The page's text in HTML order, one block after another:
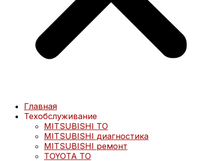
Главная
Техобслуживание
MITSUBISHI ТО
MITSUBISHI диагностика
MITSUBISHI ремонт
TOYOTA ТО